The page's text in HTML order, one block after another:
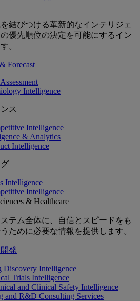
結びつける革新的なインテリジェ
優先順位の決定を可能にするイン
。
Forecast
Intelligence
ス
Intelligence
& Analytics
Intelligence
Intelligence
Intelligence
& Healthcare
テム全体に、自信とスピードをも
ために必要な情報を提供します。
発
Discovery Intelligence
Trials Intelligence
and Clinical Safety Intelligence
and R&D Consulting Services